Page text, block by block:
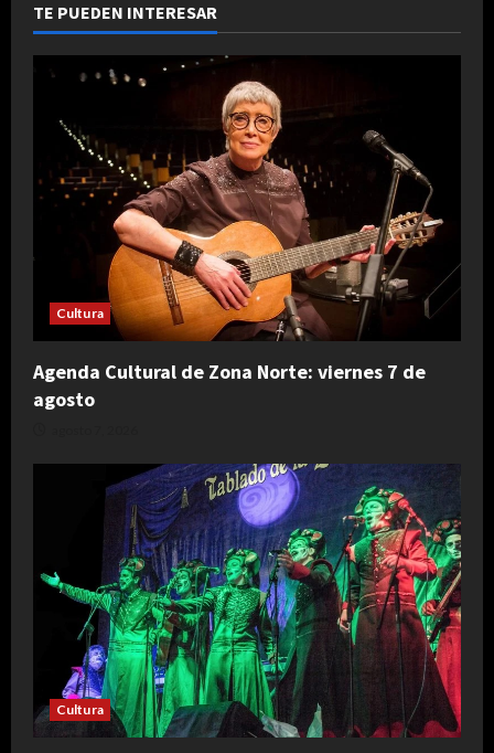
TE PUEDEN INTERESAR
Cultura
Agenda Cultural de Zona Norte: viernes 7 de
agosto
Cultura